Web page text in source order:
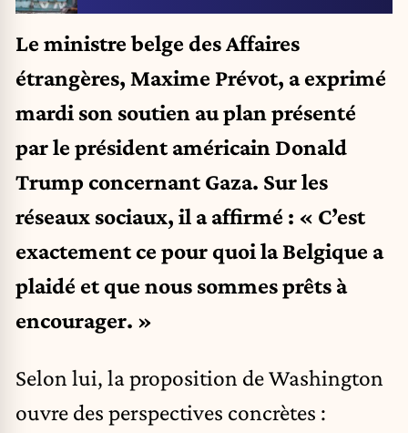
Le ministre belge des Affaires
étrangères, Maxime Prévot, a exprimé
mardi son soutien au plan présenté
par le président américain Donald
Trump concernant Gaza. Sur les
réseaux sociaux, il a affirmé : « C’est
exactement ce pour quoi la Belgique a
plaidé et que nous sommes prêts à
encourager. »
Selon lui, la proposition de Washington
ouvre des perspectives concrètes :